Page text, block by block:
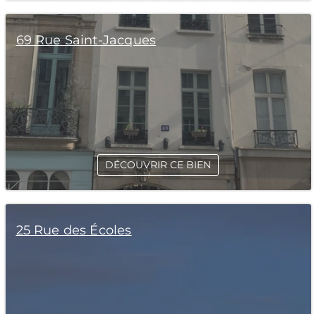
69 Rue Saint-Jacques
DÉCOUVRIR CE BIEN
25 Rue des Écoles